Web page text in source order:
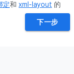
定和 xml-layout 的
下一步